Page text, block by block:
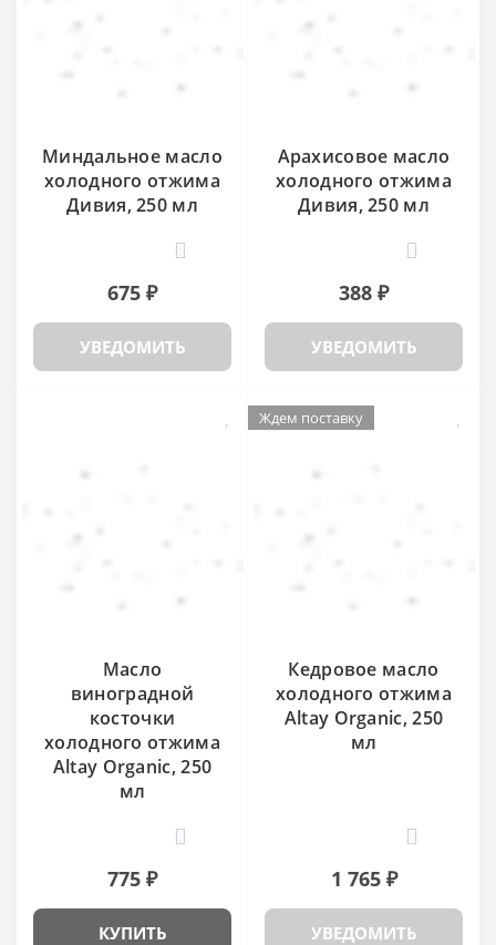
Миндальное масло
холодного отжима
Дивия, 250 мл
675 ₽
УВЕДОМИТЬ
Арахисовое масло
холодного отжима
Дивия, 250 мл
388 ₽
УВЕДОМИТЬ
Масло
виноградной
косточки
холодного отжима
Altay Organic, 250
мл
775 ₽
КУПИТЬ
Ждем поставку
Кедровое масло
холодного отжима
Altay Organic, 250
мл
1 765 ₽
УВЕДОМИТЬ